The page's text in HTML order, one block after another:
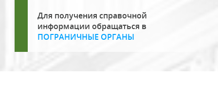
Для получения справочной
информации обращаться в
ПОГРАНИЧНЫЕ ОРГАНЫ